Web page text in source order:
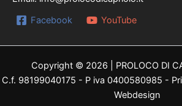
Facebook
YouTube
Copyright © 2026 | PROLOCO DI
C.f. 98199040175 - P iva 0400580985 -
Webdesign